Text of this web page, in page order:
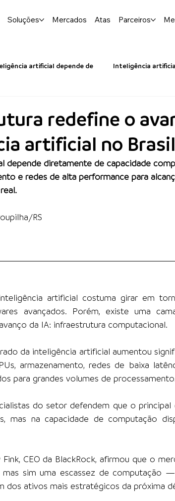
Soluções Mercados Atas Parceiros
artificial depende de Inteligência
redefine o
artificial no Brasil
depende diretamente de capacidade
e redes de alta performance para
RS
artificial costuma girar em
avançados. Porém, existe uma
da IA: infraestrutura computacional.
da inteligência artificial aumentou
armazenamento, redes de baixa
para grandes volumes de
do setor defendem que o
mas na capacidade de computação
Fink, CEO da BlackRock, afirmou que o
mas sim uma escassez de computação
dos ativos mais estratégicos da próxima